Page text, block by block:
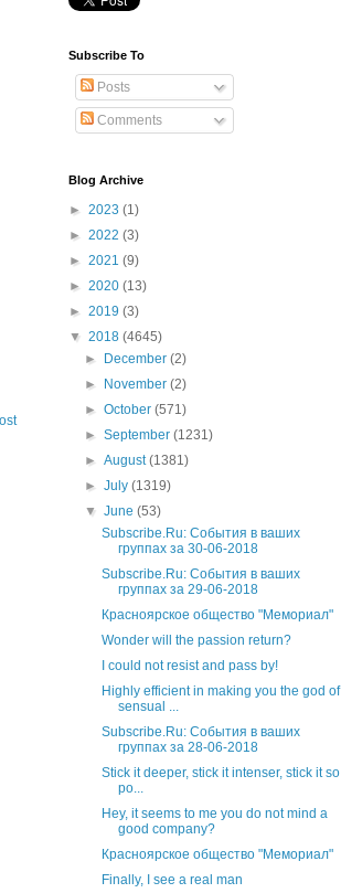
Subscribe To
Posts
Comments
Blog Archive
► 2023 (1)
► 2022 (3)
► 2021 (9)
► 2020 (13)
► 2019 (3)
▼ 2018 (4645)
►
December(2)
►
November(2)
►October(571)
►September(1231)
►August(1381)
►July(1319)
▼June(53)
Subscribe.Ru: События в ваших
группах за 30-06-2018
Subscribe.Ru: События в ваших
группах за 29-06-2018
Красноярское общество "Мемориал"
Wonder will the passion return?
I could not resist and pass by!
Highly efficient in making you the god of
sensual ...
Subscribe.Ru: События в ваших
группах за 28-06-2018
Stick it deeper, stick it intenser, stick it so
po...
Hey, it seems to me you do not mind a
good company?
Красноярское общество "Мемориал"
Finally, I see a real man